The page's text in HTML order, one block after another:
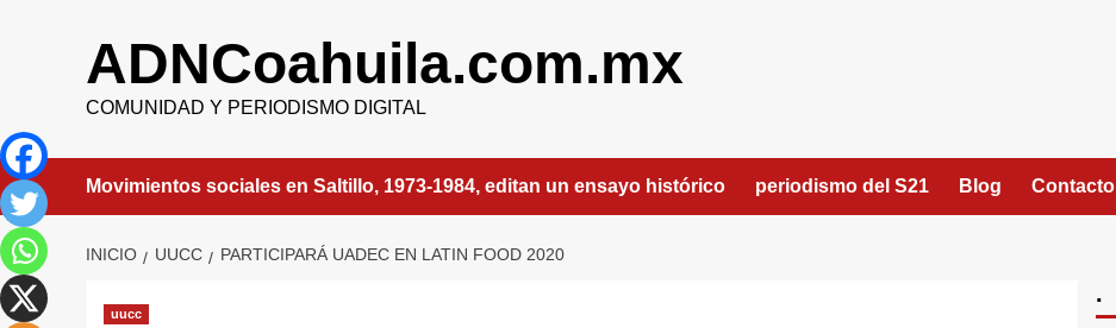
ADNCoahuila.com.mx
COMUNIDAD Y PERIODISMO DIGITAL
Movimientos sociales en Saltillo, 1973-1984, editan un ensayo histórico periodismo del S21 Blog Contacto
INICIO UUCC PARTICIPARÁ UADEC EN LATIN FOOD 2020
uucc
.